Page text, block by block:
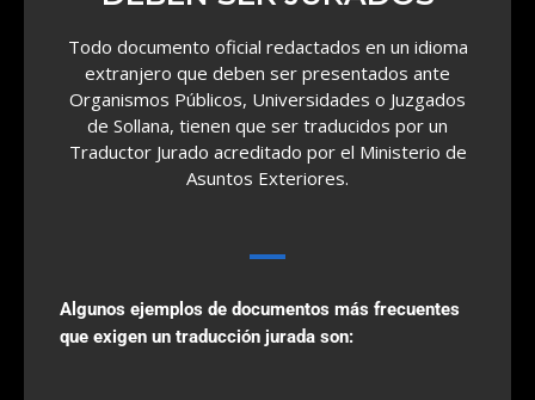
Todo documento oficial redactados en un idioma
extranjero que deben ser presentados ante
Organismos Públicos, Universidades o Juzgados
de Sollana, tienen que ser traducidos por un
Traductor Jurado acreditado por el Ministerio de
Asuntos Exteriores.
Algunos ejemplos de documentos más frecuentes
que exigen un traducción jurada son: